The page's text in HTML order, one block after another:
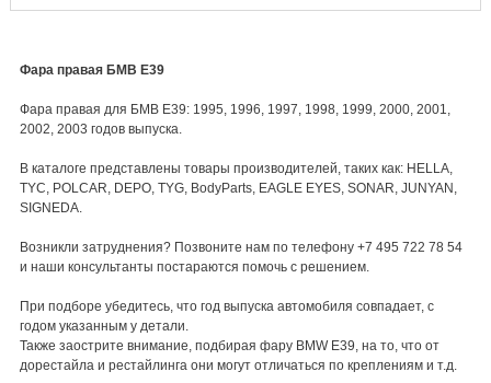
Фара правая БМВ Е39
Фара правая для БМВ E39: 1995, 1996, 1997, 1998, 1999, 2000, 2001,
2002, 2003 годов выпуска.
В каталоге представлены товары производителей, таких как: HELLA,
TYC, POLCAR, DEPO, TYG, BodyParts, EAGLE EYES, SONAR, JUNYAN,
SIGNEDA.
Возникли затруднения? Позвоните нам по телефону +7 495 722 78 54
и наши консультанты постараются помочь с решением.
При подборе убедитесь, что год выпуска автомобиля совпадает, с
годом указанным у детали.
Также заострите внимание, подбирая фару BMW E39, на то, что от
дорестайла и рестайлинга они могут отличаться по креплениям и т.д.